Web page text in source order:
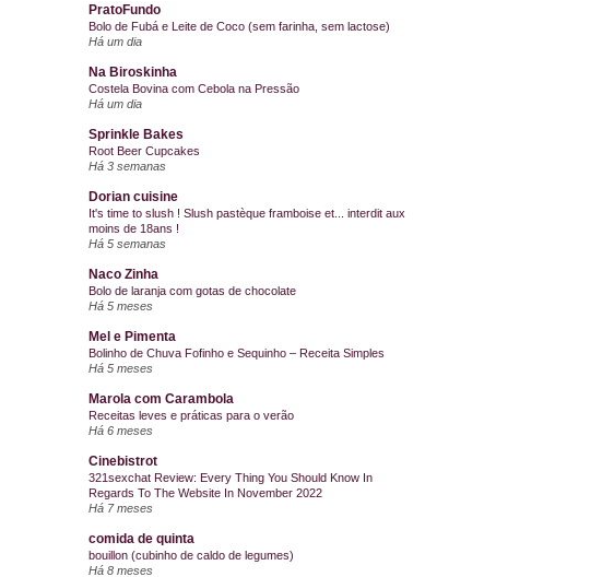
PratoFundo
Bolo de Fubá e Leite de Coco (sem farinha, sem lactose)
Há um dia
Na Biroskinha
Costela Bovina com Cebola na Pressão
Há um dia
Sprinkle Bakes
Root Beer Cupcakes
Há 3 semanas
Dorian cuisine
It's time to slush ! Slush pastèque framboise et... interdit aux
moins de 18ans !
Há 5 semanas
Naco Zinha
Bolo de laranja com gotas de chocolate
Há 5 meses
Mel e Pimenta
Bolinho de Chuva Fofinho e Sequinho – Receita Simples
Há 5 meses
Marola com Carambola
Receitas leves e práticas para o verão
Há 6 meses
Cinebistrot
321sexchat Review: Every Thing You Should Know In
Regards To The Website In November 2022
Há 7 meses
comida de quinta
bouillon (cubinho de caldo de legumes)
Há 8 meses